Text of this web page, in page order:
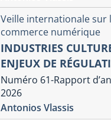
Veille internationale sur
commerce numérique
INDUSTRIES
ENJEUX DE
Numéro 61-Rapport
2026
Antonios Vlassis